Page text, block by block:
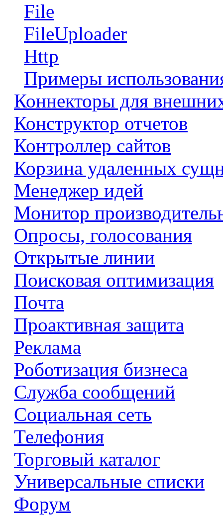
File
FileUploader
Http
Примеры
Коннекторы для
Конструктор отчетов
Контроллер сайтов
Корзина удаленных
Менеджер идей
Монитор
Опросы, голосования
Открытые линии
Поисковая оптимизация
Почта
Проактивная защита
Реклама
Роботизация бизнеса
Служба сообщений
Социальная сеть
Телефония
Торговый каталог
Универсальные списки
Форум